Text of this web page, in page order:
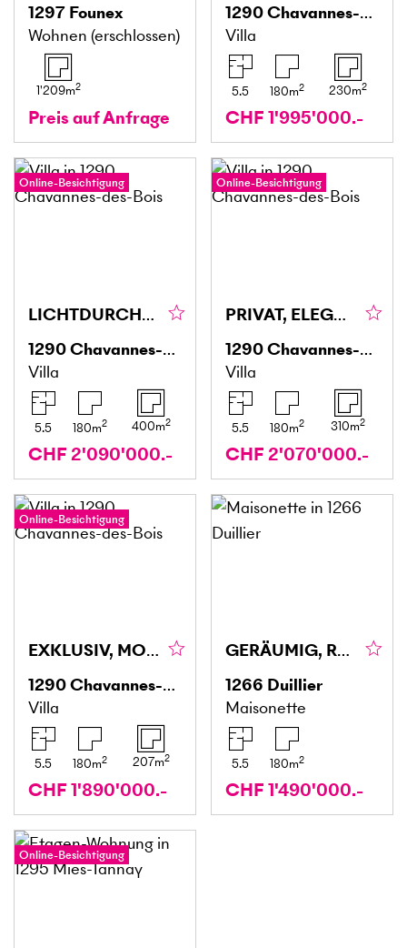
1297 Founex
Wohnen (erschlossen)
1'209m2
Preis auf Anfrage
1290Chavannes-des-Bois
Villa
5.5 180m2 230m2
CHF 1'995'000.-
Online-Besichtigung
LICHTDURCHFLUTET, GROSSZÜGIG & KOMFORTABEL
1290Chavannes-des-Bois
Villa
5.5 180m2 400m2
CHF 2'090'000.-
Online-Besichtigung
PRIVAT, ELEGANT & FAMILIENFREUNDLICH
1290Chavannes-des-Bois
Villa
5.5 180m2 310m2
CHF 2'070'000.-
Online-Besichtigung
EXKLUSIV, MODERN MIT GARTEN
1290Chavannes-des-Bois
Villa
5.5 180m2 207m2
CHF 1'890'000.-
GERÄUMIG, RENOVIERT UND MIT WEITSICHT
1266 Duillier
Maisonette
5.5 180m2
CHF 1'490'000.-
Online-Besichtigung